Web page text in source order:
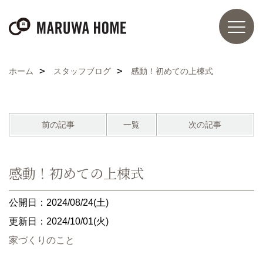
ホーム スタッフブログ 感動！初めての上棟式
前の記事 一覧 次の記事
感動！初めての上棟式
公開日：2024/08/24(土)
更新日：2024/10/01(火)
家づくりのこと